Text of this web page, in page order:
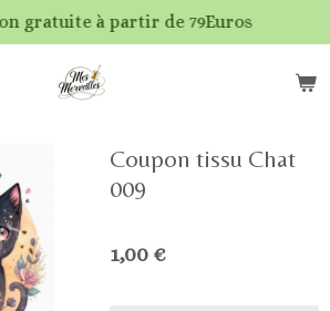
gratuite à partir de 79Euros
Coupon tissu Chat
009
1,00 €